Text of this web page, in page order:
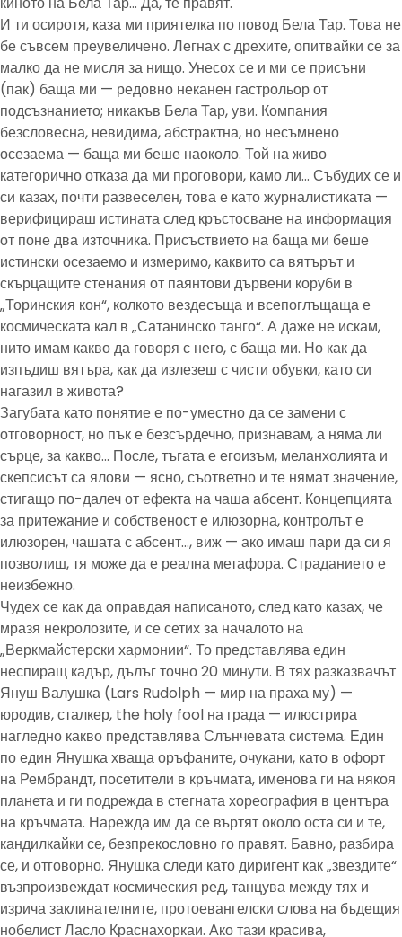
И ти осиротя, каза ми приятелка по повод Бела Тар. Това не
бе съвсем преувеличено. Легнах с дрехите, опитвайки се за
малко да не мисля за нищо. Унесох се и ми се присъни
(пак) баща ми — редовно неканен гастрольор от
подсъзнанието; никакъв Бела Тар, уви. Компания
безсловесна, невидима, абстрактна, но несъмнено
осезаема — баща ми беше наоколо. Той на живо
категорично отказа да ми проговори, камо ли… Събудих се и
си казах, почти развеселен, това е като журналистиката —
верифицираш истината след кръстосване на информация
от поне два източника. Присъствието на баща ми беше
истински осезаемо и измеримо, каквито са вятърът и
скърцащите стенания от паянтови дървени коруби в
„Торинския кон“, колкото вездесъща и всепоглъщаща е
космическата кал в „Сатанинско танго“. А даже не искам,
нито имам какво да говоря с него, с баща ми. Но как да
изпъдиш вятъра, как да излезеш с чисти обувки, като си
нагазил в живота?
Загубата като понятие е по-уместно да се замени с
отговорност, но пък е безсърдечно, признавам, а няма ли
сърце, за какво… После, тъгата е егоизъм, меланхолията и
скепсисът са ялови — ясно, съответно и те нямат значение,
стигащо по-далеч от ефекта на чаша абсент. Концепцията
за притежание и собственост е илюзорна, контролът е
илюзорен, чашата с абсент…, виж — ако имаш пари да си я
позволиш, тя може да е реална метафора. Страданието е
неизбежно.
Чудех се как да оправдая написаното, след като казах, че
мразя некролозите, и се сетих за началото на
„Веркмайстерски хармонии“. То представлява един
неспиращ кадър, дълъг точно 20 минути. В тях разказвачът
Януш Валушка (Lars Rudolph — мир на праха му) —
юродив, сталкер, the holy fool на града — илюстрира
нагледно какво представлява Слънчевата система. Един
по един Янушка хваща оръфаните, очукани, като в офорт
на Рембрандт, посетители в кръчмата, именова ги на някоя
планета и ги подрежда в стегната хореография в центъра
на кръчмата. Нарежда им да се въртят около оста си и те,
кандилкайки се, безпрекословно го правят. Бавно, разбира
се, и отговорно. Янушка следи като диригент как „звездите“
възпроизвеждат космическия ред, танцува между тях и
изрича заклинателните, протоевангелски слова на бъдещия
нобелист Ласло Краснахоркаи. Ако тази красива,